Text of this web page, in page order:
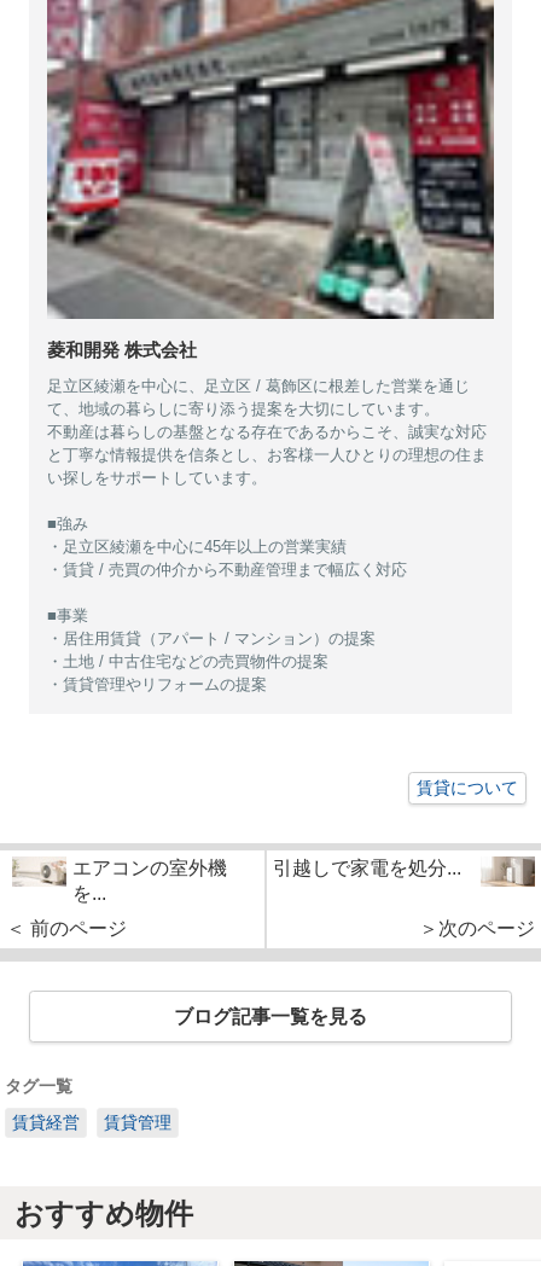
菱和開発 株式会社
足立区綾瀬を中心に、足立区 / 葛飾区に根差した営業を通じ
て、地域の暮らしに寄り添う提案を大切にしています。
不動産は暮らしの基盤となる存在であるからこそ、誠実な対応
と丁寧な情報提供を信条とし、お客様一人ひとりの理想の住ま
い探しをサポートしています。
■強み
・足立区綾瀬を中心に45年以上の営業実績
・賃貸 / 売買の仲介から不動産管理まで幅広く対応
■事業
・居住用賃貸（アパート / マンション）の提案
・土地 / 中古住宅などの売買物件の提案
・賃貸管理やリフォームの提案
賃貸について
エアコンの室外機
を...
＜ 前のページ
引越しで家電を処分...
＞次のページ
ブログ記事一覧を見る
タグ一覧
賃貸経営
賃貸管理
おすすめ物件